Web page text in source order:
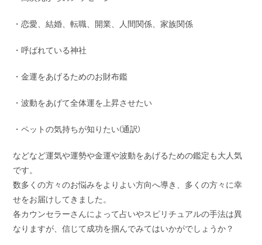
・恋愛、結婚、転職、開業、人間関係、家族関係
・呼ばれている神社
・金運をあげるためのお財布鑑
・波動をあげて全体運を上昇させたい
・ペットの気持ちが知りたい(通訳)
などなど運気や運勢や金運や波動をあげるための鑑定も大人気
です。
数多くの方々のお悩みをよりよい方向へ導き、多くの方々に幸
せをお届けしてきました。
各カウンセラーさんによって占いやスピリチュアルの手法は異
なりますが、信じて成功を掴んでみてはいかがでしょうか？